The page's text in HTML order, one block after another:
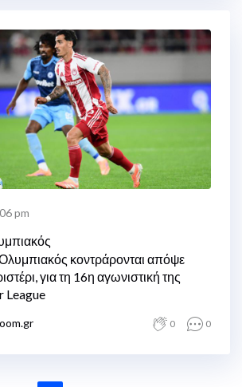
pm
κοντράρονται απόψε
για τη 16η αγωνιστική της
League
0 0